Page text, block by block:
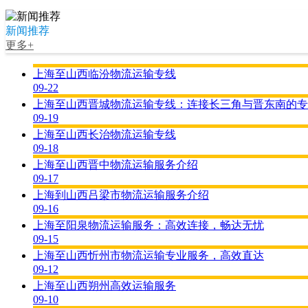
新闻推荐
更多+
上海至山西临汾物流运输专线
09-22
上海至山西晋城物流运输专线：连接长三角与晋东南的
09-19
上海至山西长治物流运输专线
09-18
上海至山西晋中物流运输服务介绍
09-17
上海到山西吕梁市物流运输服务介绍
09-16
上海至阳泉物流运输服务：高效连接，畅达无忧
09-15
上海至山西忻州市物流运输专业服务，高效直达
09-12
上海至山西朔州高效运输服务
09-10